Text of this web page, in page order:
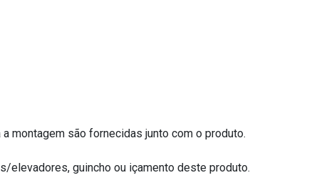
montagem são fornecidas junto com o produto.
guincho ou içamento deste produto.